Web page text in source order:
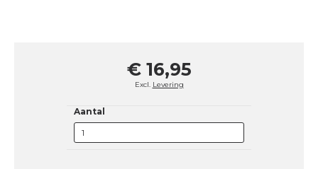
€ 16,95
Excl. Levering
Aantal